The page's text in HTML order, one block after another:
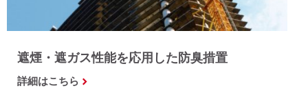
遮煙・遮ガス性能を応用した防臭措置
詳細はこちら